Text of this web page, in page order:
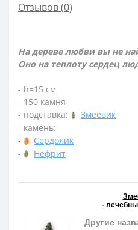
Отзывов (0)
На дереве любви вы не
Оно на теплоту сердец
- h=15 см
- 150 камня
- подставка:
Змеевик
- камень:
-
Сердолик
-
Нефрит
-
Другие